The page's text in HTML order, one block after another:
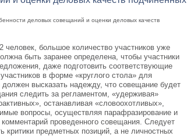
деловых совещаний и оценки деловых качеств
большое количество участников уже
быть заранее определена, чтобы участники
даже подготовить соответствующие
в форме «круглого стола» для
высказать надежду, что совещание будет
следить за регламентом, «удерживая»
останавливая «словоохотливых»,
вопросы, осуществляя парафразирование и
проведенного совещания. Следует
критики предметных позиций, а не личностных